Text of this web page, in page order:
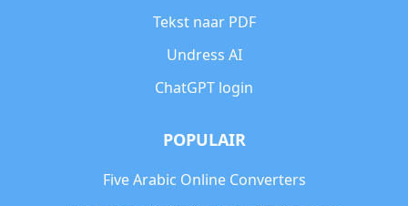
Tekst naar PDF
Undress AI
ChatGPT login
POPULAIR
Five Arabic Online Converters